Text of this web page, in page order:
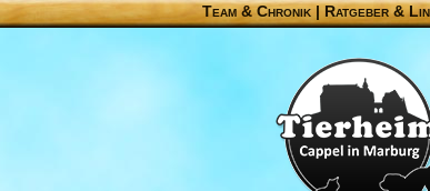
Team & Chronik |Ratgeber &